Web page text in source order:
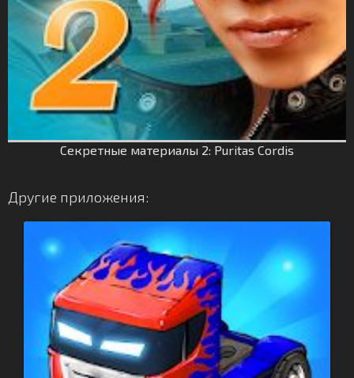
Секретные материалы 2: Puritas Cordis
Другие приложения: